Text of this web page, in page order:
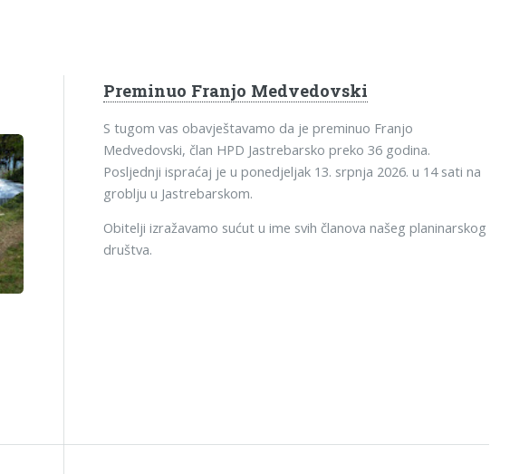
Preminuo Franjo Medvedovski
S tugom vas obavještavamo da je preminuo Franjo
Medvedovski, član HPD Jastrebarsko preko 36 godina.
Posljednji ispraćaj je u ponedjeljak 13. srpnja 2026. u 14 sati na
groblju u Jastrebarskom.
Obitelji izražavamo sućut u ime svih članova našeg planinarskog
društva.